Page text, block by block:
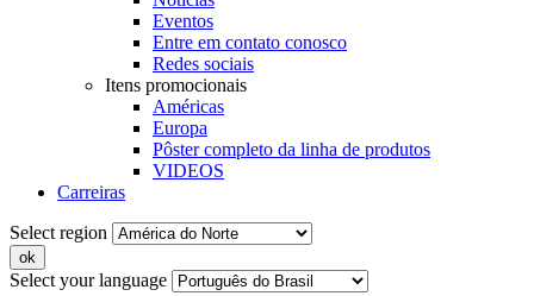
Eventos
Entre em contato conosco
Redes sociais
Itens promocionais
Américas
Europa
Pôster completo da linha de produtos
VIDEOS
Carreiras
Select region
Select your language